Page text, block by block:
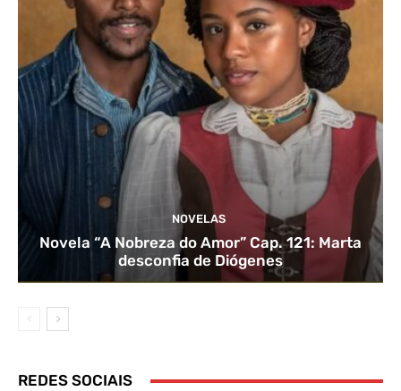
NOVELAS
Novela “A Nobreza do Amor” Cap. 121: Marta
desconfia de Diógenes
REDES SOCIAIS